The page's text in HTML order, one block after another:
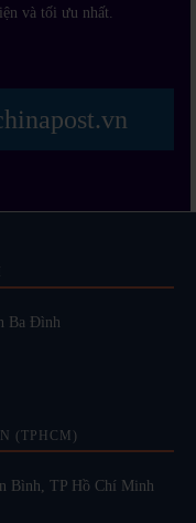
và tối ưu nhất.
Ba Đình
(TPHCM)
Bình, TP Hồ Chí Minh